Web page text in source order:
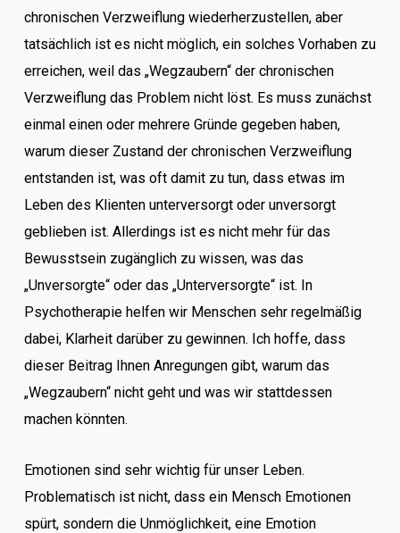
chronischen Verzweiflung wiederherzustellen, aber
tatsächlich ist es nicht möglich, ein solches Vorhaben zu
erreichen, weil das „Wegzaubern“ der chronischen
Verzweiflung das Problem nicht löst. Es muss zunächst
einmal einen oder mehrere Gründe gegeben haben,
warum dieser Zustand der chronischen Verzweiflung
entstanden ist, was oft damit zu tun, dass etwas im
Leben des Klienten unterversorgt oder unversorgt
geblieben ist. Allerdings ist es nicht mehr für das
Bewusstsein zugänglich zu wissen, was das
„Unversorgte“ oder das „Unterversorgte“ ist. In
Psychotherapie helfen wir Menschen sehr regelmäßig
dabei, Klarheit darüber zu gewinnen. Ich hoffe, dass
dieser Beitrag Ihnen Anregungen gibt, warum das
„Wegzaubern“ nicht geht und was wir stattdessen
machen könnten.
Emotionen sind sehr wichtig für unser Leben.
Problematisch ist nicht, dass ein Mensch Emotionen
spürt, sondern die Unmöglichkeit, eine Emotion